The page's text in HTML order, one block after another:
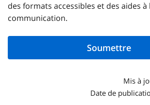
des formats accessibles et des aides à
communication.
Mis à
Date de